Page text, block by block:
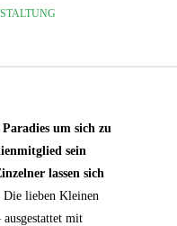
um sich zu
sein
lassen sich
Die lieben Kleinen
mit